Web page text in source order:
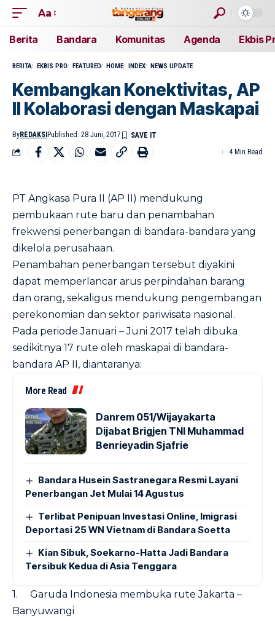
Aa
Berita Bandara Komunitas Agenda Ekbis
BERITA EKBIS PRO FEATURED HOME INDEX NEWS UPDATE
Kembangkan Konektivitas, AP
II Kolaborasi dengan Maskapai
ByREDAKSI Published: 28 Juni, 2017
4 Min Read
PT Angkasa Pura II (AP II) mendukung
pembukaan rute baru dan penambahan
frekwensi penerbangan di bandara-bandara yang
dikelola perusahaan.
Penambahan penerbangan tersebut diyakini
dapat memperlancar arus perpindahan barang
dan orang, sekaligus mendukung pengembangan
perekonomian dan sektor pariwisata nasional.
Pada periode Januari – Juni 2017 telah dibuka
sedikitnya 17 rute oleh maskapai di bandara-
bandara AP II, diantaranya:
More Read
Danrem 051/Wijayakarta
Dijabat Brigjen TNI Muhammad
Benrieyadin Sjafrie
Bandara Husein Sastranegara Resmi Layani
Penerbangan Jet Mulai 14 Agustus
Terlibat Penipuan Investasi Online, Imigrasi
Deportasi 25 WN Vietnam di Bandara Soetta
Kian Sibuk, Soekarno-Hatta Jadi Bandara
Tersibuk Kedua di Asia Tenggara
1. Garuda Indonesia membuka rute Jakarta –
Banyuwangi